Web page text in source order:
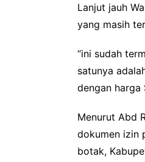
Lanjut jauh
yang masih
“ini sudah
satunya
dengan harga
Menurut Abd
dokumen izin
botak,